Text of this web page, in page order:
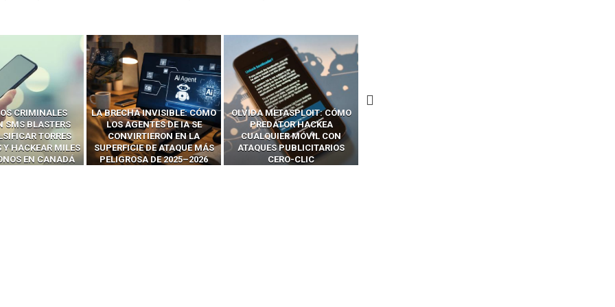
INVISIBLE: CÓMO
DE IA SE
EN LA
DE ATAQUE MÁS
DE 2025–2026
OLVIDA METASPLOIT: CÓMO
PREDATOR HACKEA
CUALQUIER MÓVIL CON
ATAQUES PUBLICITARIOS
CERO-CLIC
CÓMO LOS HACKERS
INTERCEPTAN OTPS Y
LLAMADAS MÓVILES SIN
‘HACKEAR’ — EL INCREÍBLE
PODER DE LOS SIM BOXES”